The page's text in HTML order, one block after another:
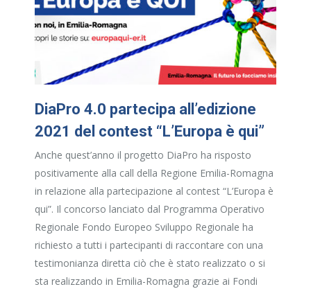
DiaPro 4.0 partecipa all’edizione
2021 del contest “L’Europa è qui”
Anche quest’anno il progetto DiaPro ha risposto
positivamente alla call della Regione Emilia-Romagna
in relazione alla partecipazione al contest “L’Europa è
qui”. Il concorso lanciato dal Programma Operativo
Regionale Fondo Europeo Sviluppo Regionale ha
richiesto a tutti i partecipanti di raccontare con una
testimonianza diretta ciò che è stato realizzato o si
sta realizzando in Emilia-Romagna grazie ai Fondi